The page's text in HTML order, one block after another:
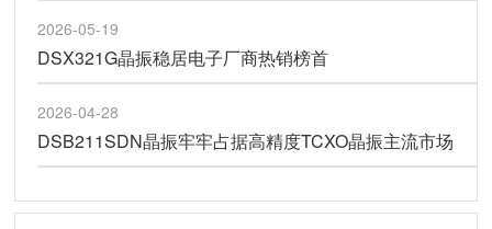
2026-05-19
DSX321G晶振稳居电子厂商热销榜首
2026-04-28
DSB211SDN晶振牢牢占据高精度TCXO晶振主流市场